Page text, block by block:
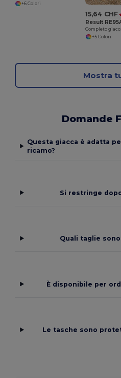
+6 Colori
15,64 CHF
Result
+5 Colori
Mostra
Domande
Questa giacca è adatta
ricamo?
Si restringe
Quali taglie
È disponibile per
Le tasche sono